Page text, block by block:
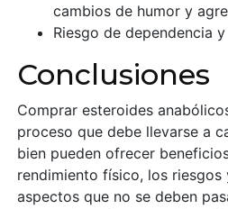
cambios de humor y
Riesgo de dependencia
Conclusiones
Comprar esteroides
proceso que debe llevarse a
bien pueden ofrecer
rendimiento físico, los riesgos
aspectos que no se deben